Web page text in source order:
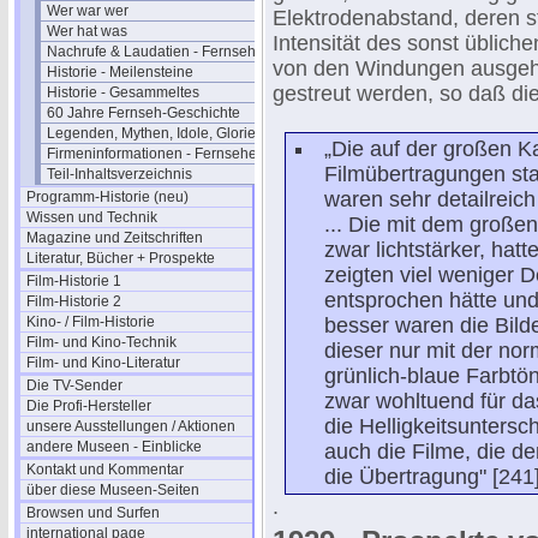
Wer war wer
Wer hat was
Nachrufe & Laudatien - Fernsehen
Historie - Meilensteine
Historie - Gesammeltes
60 Jahre Fernseh-Geschichte
Legenden, Mythen, Idole, Glorie
Firmeninformationen - Fernsehen
Teil-Inhaltsverzeichnis
Programm-Historie (neu)
Wissen und Technik
Magazine und Zeitschriften
Literatur, Bücher + Prospekte
Film-Historie 1
Film-Historie 2
Kino- / Film-Historie
Film- und Kino-Technik
Film- und Kino-Literatur
Die TV-Sender
Die Profi-Hersteller
unsere Ausstellungen / Aktionen
andere Museen - Einblicke
Kontakt und Kommentar
über diese Museen-Seiten
Browsen und Surfen
international page
Elektrodenabstand, deren
Intensität des sonst
von den Windungen
gestreut werden, so daß
„Die auf der großen
Filmübertragungen
waren sehr
... Die mit dem
zwar lichtstärker,
zeigten viel weniger
entsprochen hätte
besser waren die
dieser nur mit der
grünlich-blaue
zwar wohltuend für
die
auch die Filme, die
die Übertragung"
.